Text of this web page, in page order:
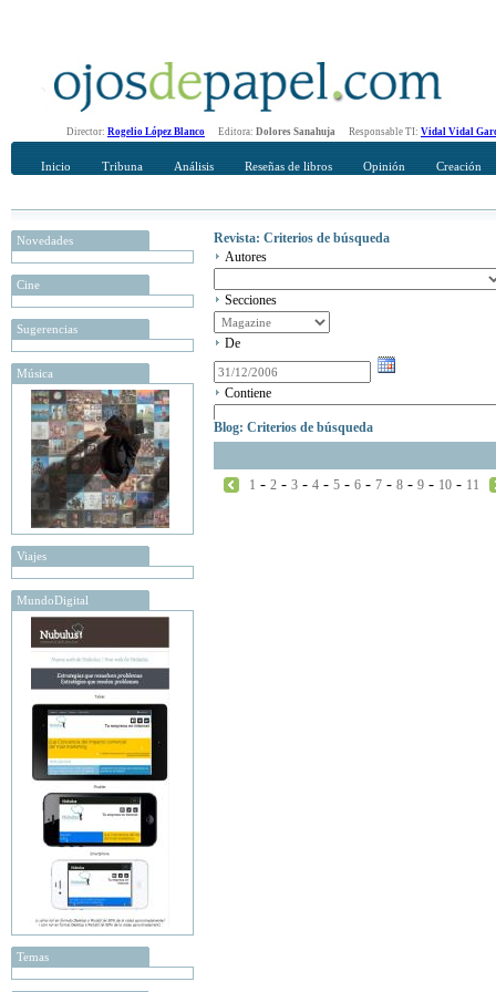
Director: Rogelio López Blanco Editora: Dolores Sanahuja Responsable TI: Vidal Vidal
Inicio Tribuna Análisis Reseñas de libros Opinión Creación
Novedades
Cine
Sugerencias
Música
Viajes
MundoDigital
Temas
Revista: Criterios de búsqueda
Autores
Secciones
De
Contiene
Blog: Criterios de búsqueda
1 - 2 - 3 - 4 - 5 - 6 - 7 - 8 - 9 - 10 - 11